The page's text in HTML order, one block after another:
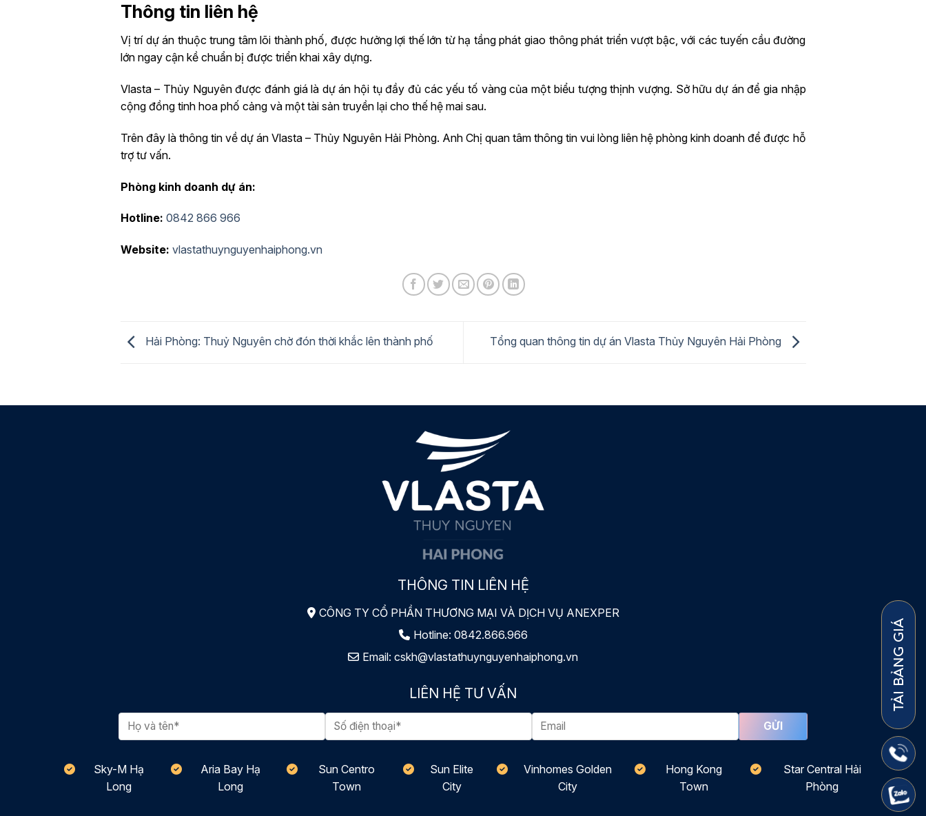
Thông tin liên hệ
Vị trí dự án thuộc trung tâm lõi thành phố, được hưởng lợi thế lớn từ hạ tầng phát giao thông phát triển vượt bậc, với các tuyến cầu đường
lớn ngay cận kề chuẩn bị được triển khai xây dựng.
Vlasta – Thủy Nguyên được đánh giá là dự án hội tụ đầy đủ các yếu tố vàng của một biểu tượng thịnh vượng. Sở hữu dự án để gia nhập
cộng đồng tinh hoa phố cảng và một tài sản truyền lại cho thế hệ mai sau.
Trên đây là thông tin về dự án Vlasta – Thủy Nguyên Hải Phòng. Anh Chị quan tâm thông tin vui lòng liên hệ phòng kinh doanh để được hỗ
trợ tư vấn.
Phòng kinh doanh dự án:
Hotline: 0842 866 966
Website: vlastathuynguyenhaiphong.vn
Hải Phòng: Thuỷ Nguyên chờ đón thời khắc lên thành phố Tổng quan thông tin dự án Vlasta Thủy Nguyên Hải Phòng
THÔNG TIN LIÊN HỆ
CÔNG TY CỔ PHẦN THƯƠNG MẠI VÀ DỊCH VỤ ANEXPER
Hotline: 0842.866.966
Email: cskh@vlastathuynguyenhaiphong.vn
LIÊN HỆ TƯ VẤN
Sky-M Hạ
Long
Aria Bay Hạ
Long
Sun Centro
Town
Sun Elite
City
Vinhomes Golden
City
Hong Kong
Town
Star Central Hải
Phòng
TẢI BẢNG GIÁ